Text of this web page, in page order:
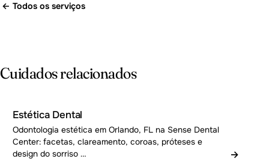
← Todos os serviços
Cuidados relacionados
Estética Dental
Odontologia estética em Orlando, FL na Sense Dental
Center: facetas, clareamento, coroas, próteses e
design do sorriso …
→